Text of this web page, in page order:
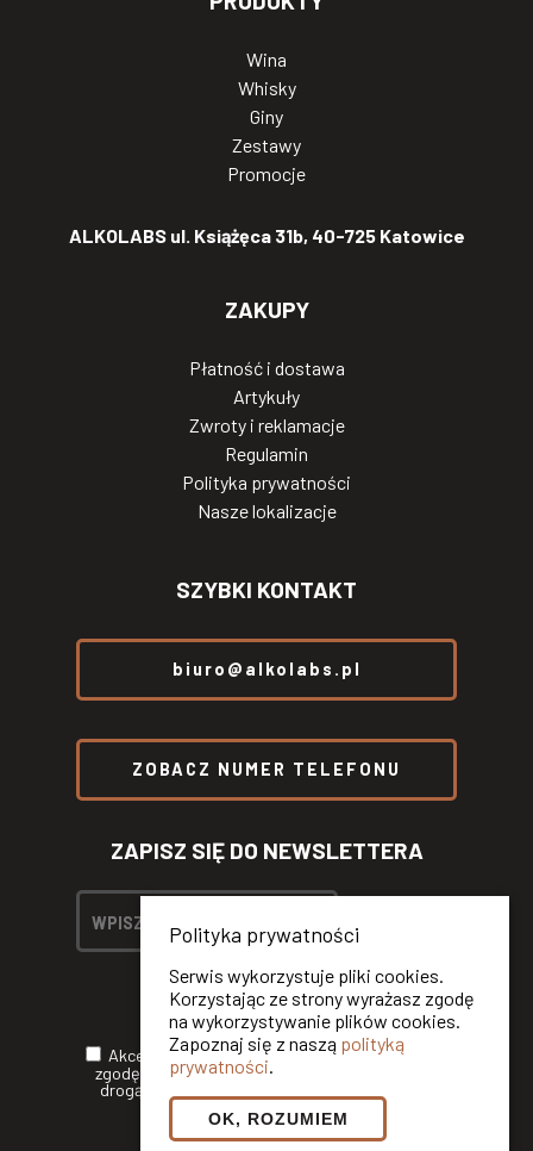
Wina
Whisky
Giny
Zestawy
Promocje
ALKOLABS ul. Książęca 31b, 40-725 Katowice
ZAKUPY
Płatność i dostawa
Artykuły
Zwroty i reklamacje
Regulamin
Polityka prywatności
Nasze lokalizacje
SZYBKI KONTAKT
biuro@alkolabs.pl
ZOBACZ NUMER TELEFONU
ZAPISZ SIĘ DO NEWSLETTERA
AkceptujęPolitykę Prywatnościoraz wyrażam
zgodę na otrzymywanie informacji handlowych
drogą elektroniczną od ALKOLABS SP. Z O.O.*
Polityka prywatności
Serwis wykorzystuje pliki cookies.
Korzystając ze strony wyrażasz zgodę
na wykorzystywanie plików cookies.
Zapoznaj się z naszą polityką
prywatności.
OK, ROZUMIEM